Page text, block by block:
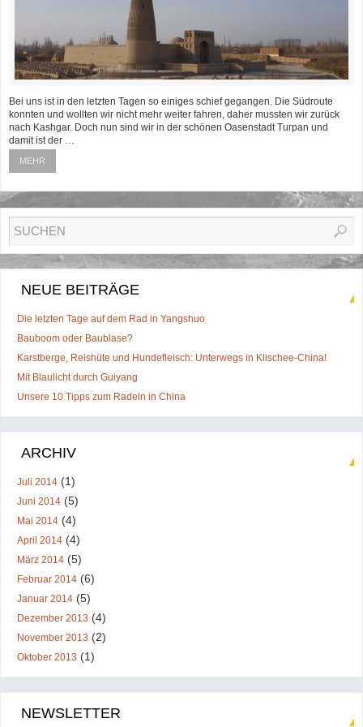
Bei uns ist in den letzten Tagen so einiges schief gegangen. Die Südroute
konnten und wollten wir nicht mehr weiter fahren, daher mussten wir zurück
nach Kashgar. Doch nun sind wir in der schönen Oasenstadt Turpan und
damit ist der …
MEHR
NEUE BEITRÄGE
Die letzten Tage auf dem Rad in Yangshuo
Bauboom oder Baublase?
Karstberge, Reishüte und Hundefleisch: Unterwegs in Klischee-China!
Mit Blaulicht durch Guiyang
Unsere 10 Tipps zum Radeln in China
ARCHIV
Juli 2014 (1)
Juni 2014 (5)
Mai 2014 (4)
April 2014 (4)
März 2014 (5)
Februar 2014 (6)
Januar 2014 (5)
Dezember 2013 (4)
November 2013 (2)
Oktober 2013 (1)
NEWSLETTER